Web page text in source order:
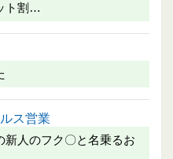
ト割…
ス営業
新人のフク〇と名乗るお